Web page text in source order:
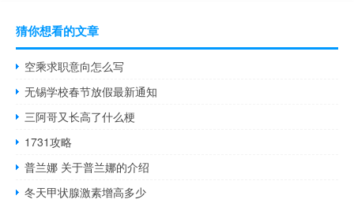
猜你想看的文章
空乘求职意向怎么写
无锡学校春节放假最新通知
三阿哥又长高了什么梗
1731攻略
普兰娜 关于普兰娜的介绍
冬天甲状腺激素增高多少